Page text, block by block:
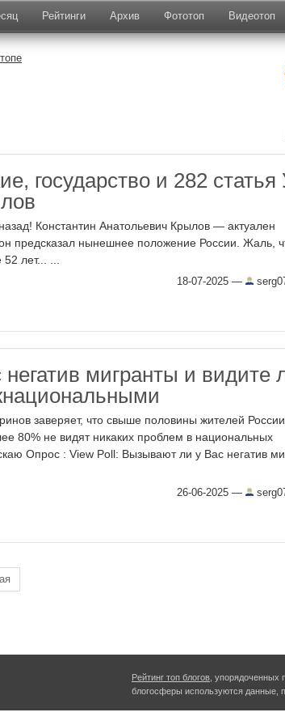
Рейтинги Архив Фототоп Видеотоп
топе
государство и 282 статья
Константин Анатольевич Крылов — актуален
он предсказал нынешнее положение России. Жаль,
лет... ...
18-07-2025 —
мигранты и видите
заверяет, что свыше половины жителей
80% не видят никаких проблем в национальных
Опрос : View Poll: Вызывают ли у Вас негатив
26-06-2025 —
Рейтинг топ блогов , упорядоченных
блогосферы используются данные,